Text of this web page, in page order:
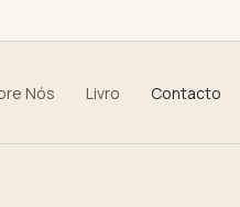
Nós Livro Contacto